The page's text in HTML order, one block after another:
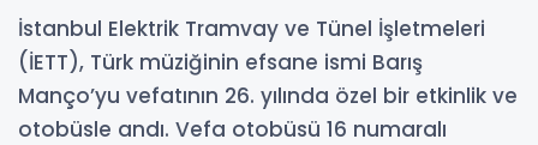
İstanbul Elektrik Tramvay ve Tünel İşletmeleri
(İETT), Türk müziğinin efsane ismi Barış
Manço’yu vefatının 26. yılında özel bir etkinlik ve
otobüsle andı. Vefa otobüsü 16 numaralı